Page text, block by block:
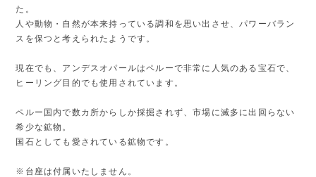
た。
人や動物・自然が本来持っている調和を思い出させ、パワーバラン
スを保つと考えられたようです。
現在でも、アンデスオパールはペルーで非常に人気のある宝石で、
ヒーリング目的でも使用されています。
ペルー国内で数カ所からしか採掘されず、市場に滅多に出回らない
希少な鉱物。
国石としても愛されている鉱物です。
※台座は付属いたしません。